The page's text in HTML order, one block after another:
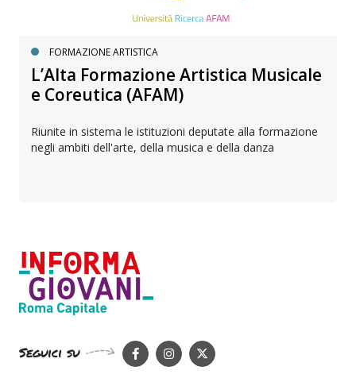
FORMAZIONE ARTISTICA
L’Alta Formazione Artistica Musicale
e Coreutica (AFAM)
Riunite in sistema le istituzioni deputate alla formazione
negli ambiti dell'arte, della musica e della danza
Seguici su